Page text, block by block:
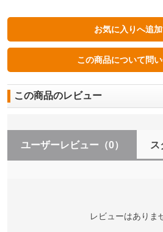
この商品のレビュー
ユーザーレビュー （0） ス
レビューはありま